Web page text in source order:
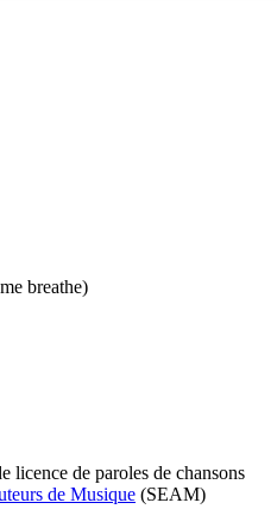
breathe)
licence de paroles de chansons
de Musique (SEAM)